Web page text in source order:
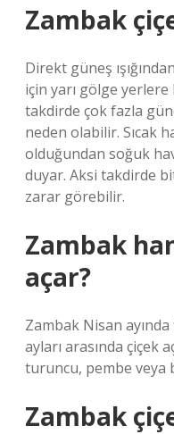
Zambak
Direkt güneş
için yarı gölge
takdirde çok fazla
neden olabilir. Sıcak
olduğundan soğuk
duyar. Aksi takdirde
zarar görebilir.
Zambak
açar?
Zambak Nisan
ayları arasında çiçek
turuncu, pembe veya
Zambak